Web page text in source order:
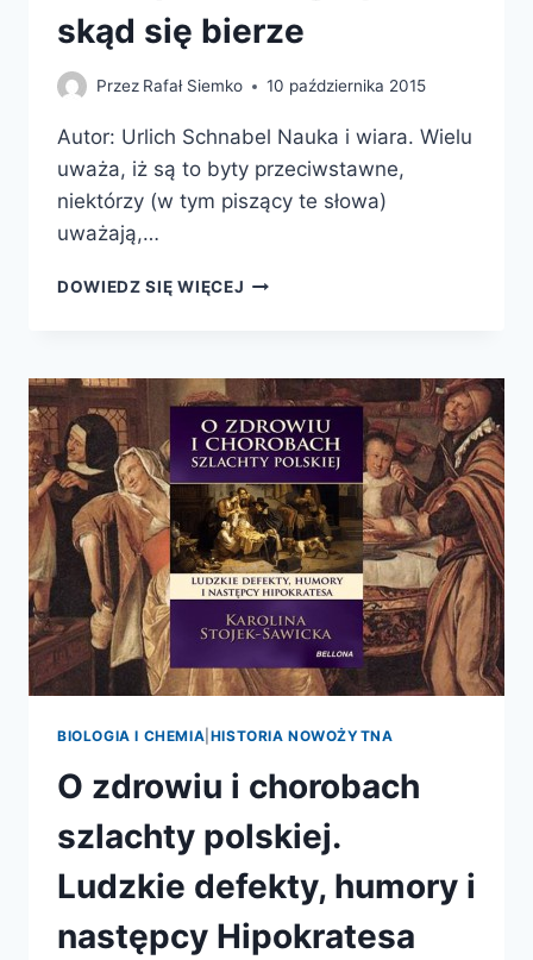
skąd się bierze
Przez Rafał Siemko 10 października 2015
Autor: Urlich Schnabel Nauka i wiara. Wielu
uważa, iż są to byty przeciwstawne,
niektórzy (w tym piszący te słowa)
uważają,…
DOWIEDZ SIĘ WIĘCEJ ZMIERZYĆ
PRZENOSI
GÓRY
I
SKĄD
SIĘ
BIERZE
BIOLOGIA I CHEMIA HISTORIA NOWOŻYTNA
O zdrowiu i chorobach
szlachty polskiej.
Ludzkie defekty, humory i
następcy Hipokratesa